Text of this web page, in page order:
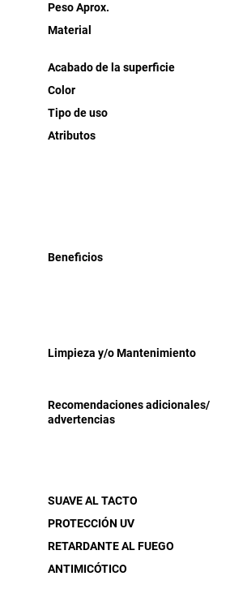
Peso Aprox.
Material
Acabado de la superficie
Color
Tipo de uso
Atributos
Beneficios
Limpieza y/o Mantenimiento
Recomendaciones adicionales/
advertencias
SUAVE AL TACTO
PROTECCIÓN UV
RETARDANTE AL FUEGO
ANTIMICÓTICO